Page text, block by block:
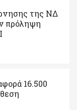
της ΝΔ
πρόληψη
16.500